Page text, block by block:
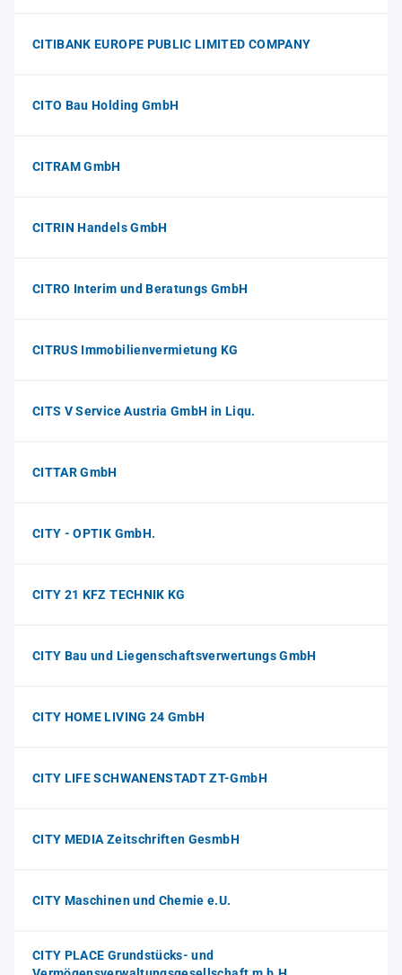
CITIBANK EUROPE PUBLIC LIMITED COMPANY
CITO Bau Holding GmbH
CITRAM GmbH
CITRIN Handels GmbH
CITRO Interim und Beratungs GmbH
CITRUS Immobilienvermietung KG
CITS V Service Austria GmbH in Liqu.
CITTAR GmbH
CITY - OPTIK GmbH.
CITY 21 KFZ TECHNIK KG
CITY Bau und Liegenschaftsverwertungs GmbH
CITY HOME LIVING 24 GmbH
CITY LIFE SCHWANENSTADT ZT-GmbH
CITY MEDIA Zeitschriften GesmbH
CITY Maschinen und Chemie e.U.
CITY PLACE Grundstücks- und